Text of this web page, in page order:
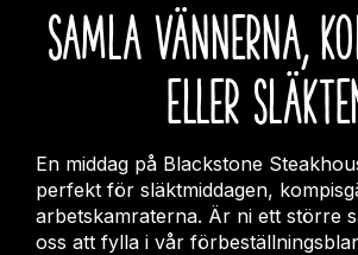
Samla vännerna,
eller
En middag på Blackstone
perfekt för släktmiddagen,
arbetskamraterna. Är ni ett större
oss att fylla i vår